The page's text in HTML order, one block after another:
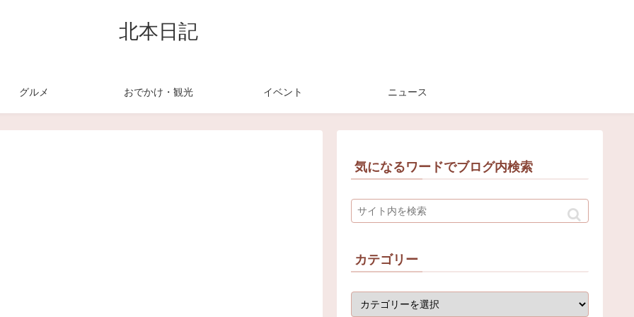
北本日記
グルメ おでかけ・観光 イベント ニュース
気になるワードでブログ内検索
カテゴリー